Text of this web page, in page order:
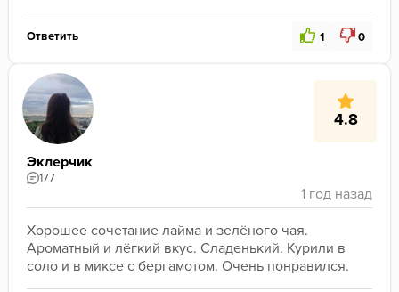
Ответить 1 0
4.8
Эклерчик
177
Хорошее сочетание лайма и зелёного чая.
Ароматный и лёгкий вкус. Сладенький. Курили в
соло и в миксе с бергамотом. Очень понравился.